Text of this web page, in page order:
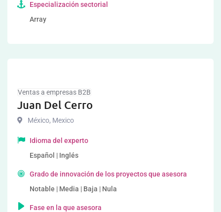
Especialización sectorial
Array
Ventas a empresas B2B
Juan Del Cerro
México, Mexico
Idioma del experto
Español | Inglés
Grado de innovación de los proyectos que asesora
Notable | Media | Baja | Nula
Fase en la que asesora